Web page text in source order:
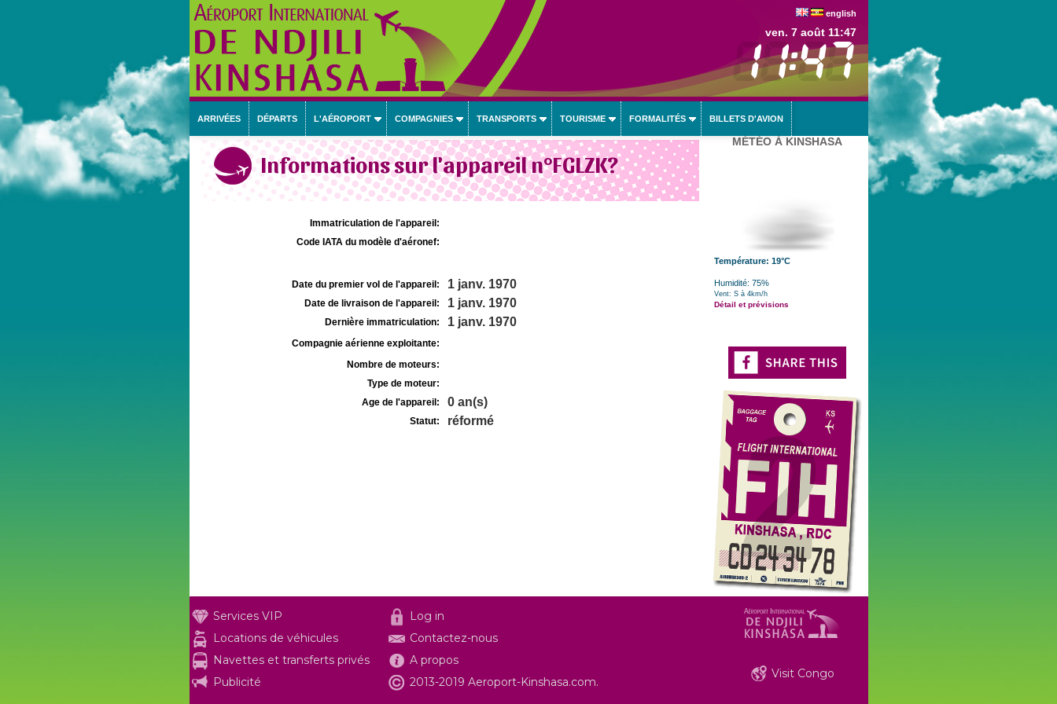
english
ven. 7 août 11:47
ARRIVÉES DÉPARTS L'AÉROPORT COMPAGNIES TRANSPORTS TOURISME FORMALITÉS BILLETS D'AVION
Informations sur l'appareil n°FGLZK?
Immatriculation de l'appareil:
Code IATA du modèle d'aéronef:
Date du premier vol de l'appareil: 1 janv. 1970
Date de livraison de l'appareil: 1 janv. 1970
Dernière immatriculation: 1 janv. 1970
Compagnie aérienne exploitante:
Nombre de moteurs:
Type de moteur:
Age de l'appareil:
0 an(s)
Statut: réformé
MÉTÉO À KINSHASA
Température: 19°C
Humidité: 75%
Vent: S à 4km/h
Détail et prévisions
Services VIP
Locations de véhicules
Navettes et transferts privés
Publicité
Log in
Contactez-nous
A propos
2013-2019 Aeroport-Kinshasa.com.
Visit Congo